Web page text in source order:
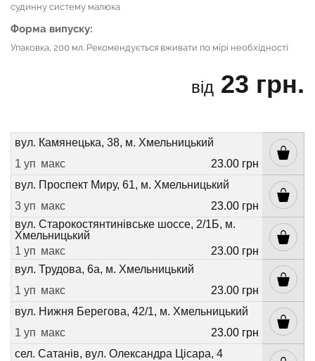
судинну систему малюка
Форма випуску:
Упаковка, 200 мл. Рекомендується вживати по мірі необхідності
від 23 грн.
вул. Камянецька, 38, м. Хмельницький
1 уп макс
23.00 грн
вул. Проспект Миру, 61, м. Хмельницький
3 уп макс
23.00 грн
вул. Старокостянтинівське шоссе, 2/1Б, м.
Хмельницький
1 уп макс
23.00 грн
вул. Трудова, 6а, м. Хмельницький
1 уп макс
23.00 грн
вул. Нижня Берегова, 42/1, м. Хмельницький
1 уп макс
23.00 грн
сел. Сатанів, вул. Олександра Цісара, 4